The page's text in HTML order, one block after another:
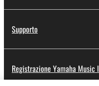
Supporto
Registrazione Yamaha Music